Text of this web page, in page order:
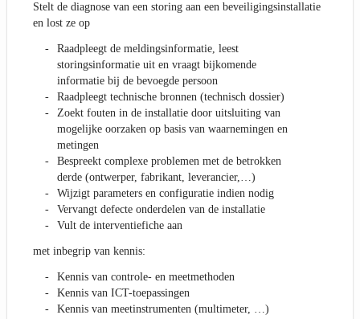
Stelt de diagnose van een storing aan een beveiligingsinstallatie
en lost ze op
Raadpleegt de meldingsinformatie, leest
storingsinformatie uit en vraagt bijkomende
informatie bij de bevoegde persoon
Raadpleegt technische bronnen (technisch dossier)
Zoekt fouten in de installatie door uitsluiting van
mogelijke oorzaken op basis van waarnemingen en
metingen
Bespreekt complexe problemen met de betrokken
derde (ontwerper, fabrikant, leverancier,…)
Wijzigt parameters en configuratie indien nodig
Vervangt defecte onderdelen van de installatie
Vult de interventiefiche aan
met inbegrip van kennis:
Kennis van controle- en meetmethoden
Kennis van ICT-toepassingen
Kennis van meetinstrumenten (multimeter, …)